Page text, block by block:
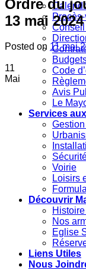
Conseil
Code
Avis
Le
Services
Voirie
Loisirs
Découvrir
Nos
Eglise
Liens Utiles
Nous
Ordre du
13 mai 2024
Posted on 11 mai
11
Mai